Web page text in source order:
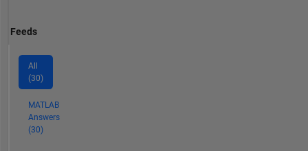
Feeds
All
(30)
MATLAB
Answers
(30)